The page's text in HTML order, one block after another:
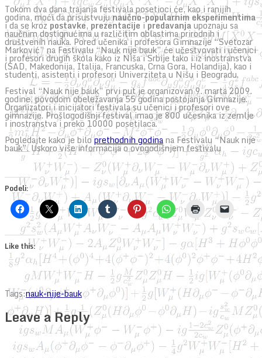
Tokom dva dana trajanja festivala posetioci će, kao i ranijih
godina, moći da prisustvujunaučno-popularnim eksperimentima
i da se krozpostavke, prezentacije ipredavanjaupoznaju sa
naučnim dostignućima u različitim oblastima prirodnih i
društvenih nauka. Pored učenika i profesora Gimnazije “Svetozar
Marković” na Festivalu “Nauk nije bauk” će učestvovati i učenici
i profesori drugih škola kako iz Niša i Srbije tako i iz inostranstva
(SAD, Makedonija, Italija, Francuska, Crna Gora, Holandija), kao i
studenti, asistenti i profesori Univerziteta u Nišu i Beogradu.
Festival “Nauk nije bauk” prvi put je organizovan 9. marta 2009.
godine, povodom obeležavanja 55 godina postojanja Gimnazije.
Organizatori i inicijatori festivala su učenici i profesori ove
gimnazije. Prošlogodišnji festival imao je 800 učesnika iz zemlje
i inostranstva i preko 10000 posetilaca.
Pogledajte kako je biloprethodnih godinana Festivalu “Nauk nije
bauk”. Uskoro više informacija o ovogodišnjem festivalu
Podeli:
Like this:
Tags:nauk-nije-bauk
Leave a Reply